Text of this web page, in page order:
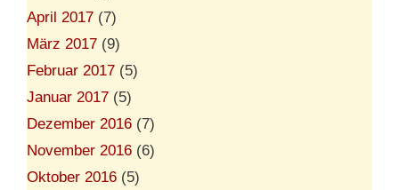
April 2017 (7)
März 2017 (9)
Februar 2017 (5)
Januar 2017 (5)
Dezember 2016 (7)
November 2016 (6)
Oktober 2016 (5)